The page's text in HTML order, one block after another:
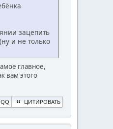
зацепить
и не только
главное,
вам этого
QQ ЦИТИРОВАТЬ